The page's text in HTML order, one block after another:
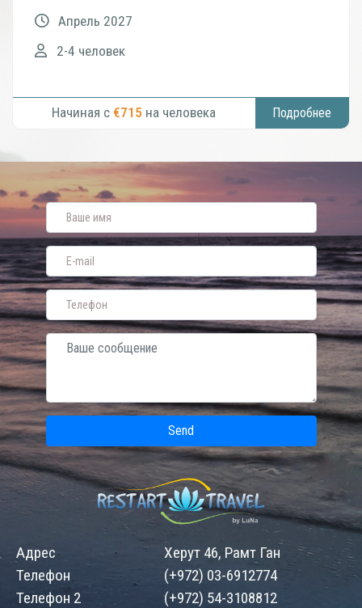
Апрель 2027
2-4 человек
Начиная с€715 на человека Подробнее
Адрес
Херут 46, Рамт Ган
Телефон
(+972) 03-6912774
Телефон 2
(+972) 54-3108812
Send